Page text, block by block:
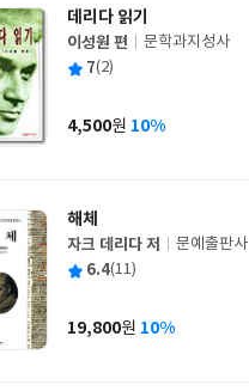
데리다 읽기
글
쓴
이성원 편
출
사
문학과지성사
평 7(2)
가
4,500원 10%
해체
글
쓴
자크 데리다 저
출
사
문예출판사
평 6.4(11)
가
19,800원 10%